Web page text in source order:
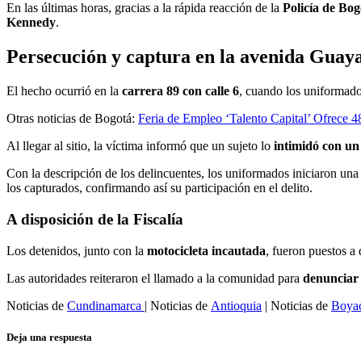
En las últimas horas, gracias a la rápida reacción de la Policía de
Kennedy.
Persecución y captura en la avenida
El hecho ocurrió en la carrera 89 con calle 6, cuando los
Otras noticias de Bogotá: Feria de Empleo ‘Talento Capital’ Ofrece
Al llegar al sitio, la víctima informó que un sujeto lo intimidó con
Con la descripción de los delincuentes, los uniformados iniciaron una
los capturados, confirmando así su participación en el delito.
A disposición de la Fiscalía
Los detenidos, junto con la motocicleta incautada, fueron puestos a
Las autoridades reiteraron el llamado a la comunidad para denunciar
Noticias de Cundinamarca | Noticias de Antioquia | Noticias de
Deja una respuesta